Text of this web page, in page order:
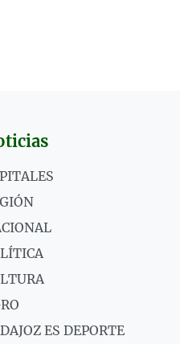
ES DEPORTE